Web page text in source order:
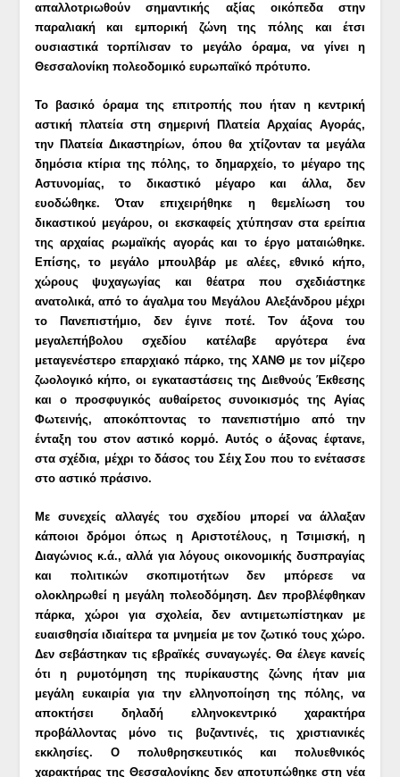
απαλλοτριωθούν σημαντικής αξίας οικόπεδα στην
παραλιακή και εμπορική ζώνη της πόλης και έτσι
ουσιαστικά τορπίλισαν το μεγάλο όραμα, να γίνει η
Θεσσαλονίκη πολεοδομικό ευρωπαϊκό πρότυπο.
Το βασικό όραμα της επιτροπής που ήταν η κεντρική
αστική πλατεία στη σημερινή Πλατεία Αρχαίας Αγοράς,
την Πλατεία Δικαστηρίων, όπου θα χτίζονταν τα μεγάλα
δημόσια κτίρια της πόλης, το δημαρχείο, το μέγαρο της
Αστυνομίας, το δικαστικό μέγαρο και άλλα, δεν
ευοδώθηκε. Όταν επιχειρήθηκε η θεμελίωση του
δικαστικού μεγάρου, οι εκσκαφείς χτύπησαν στα ερείπια
της αρχαίας ρωμαϊκής αγοράς και το έργο ματαιώθηκε.
Επίσης, το μεγάλο μπουλβάρ με αλέες, εθνικό κήπο,
χώρους ψυχαγωγίας και θέατρα που σχεδιάστηκε
ανατολικά, από το άγαλμα του Μεγάλου Αλεξάνδρου μέχρι
το Πανεπιστήμιο, δεν έγινε ποτέ. Τον άξονα του
μεγαλεπήβολου σχεδίου κατέλαβε αργότερα ένα
μεταγενέστερο επαρχιακό πάρκο, της ΧΑΝΘ με τον μίζερο
ζωολογικό κήπο, οι εγκαταστάσεις της Διεθνούς Έκθεσης
και ο προσφυγικός αυθαίρετος συνοικισμός της Αγίας
Φωτεινής, αποκόπτοντας το πανεπιστήμιο από την
ένταξη του στον αστικό κορμό. Αυτός ο άξονας έφτανε,
στα σχέδια, μέχρι το δάσος του Σέιχ Σου που το ενέτασσε
στο αστικό πράσινο.
Με συνεχείς αλλαγές του σχεδίου μπορεί να άλλαξαν
κάποιοι δρόμοι όπως η Αριστοτέλους, η Τσιμισκή, η
Διαγώνιος κ.ά., αλλά για λόγους οικονομικής δυσπραγίας
και πολιτικών σκοπιμοτήτων δεν μπόρεσε να
ολοκληρωθεί η μεγάλη πολεοδόμηση. Δεν προβλέφθηκαν
πάρκα, χώροι για σχολεία, δεν αντιμετωπίστηκαν με
ευαισθησία ιδιαίτερα τα μνημεία με τον ζωτικό τους χώρο.
Δεν σεβάστηκαν τις εβραϊκές συναγωγές. Θα έλεγε κανείς
ότι η ρυμοτόμηση της πυρίκαυστης ζώνης ήταν μια
μεγάλη ευκαιρία για την ελληνοποίηση της πόλης, να
αποκτήσει δηλαδή ελληνοκεντρικό χαρακτήρα
προβάλλοντας μόνο τις βυζαντινές, τις χριστιανικές
εκκλησίες. Ο πολυθρησκευτικός και πολυεθνικός
χαρακτήρας της Θεσσαλονίκης δεν αποτυπώθηκε στη νέα